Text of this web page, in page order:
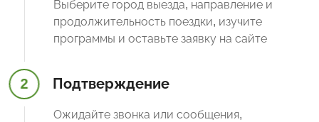
Выберите город выезда, направление и
продолжительность поездки, изучите
программы и оставьте заявку на сайте
2 Подтверждение
Ожидайте звонка или сообщения,